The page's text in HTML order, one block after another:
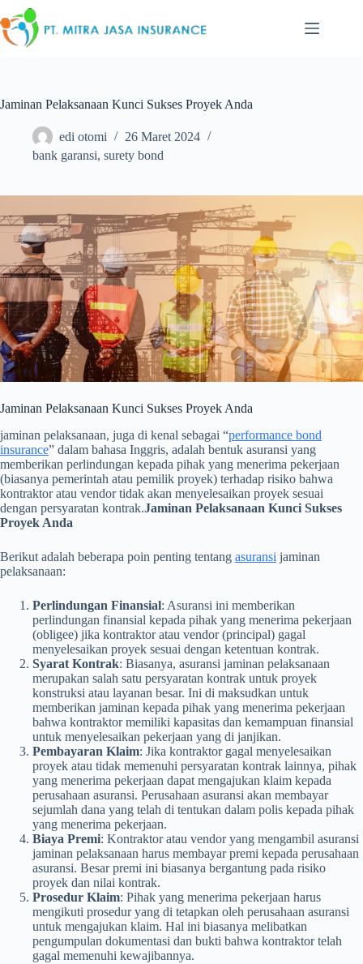
to
content
Jaminan Pelaksanaan Kunci Sukses Proyek Anda
edi otomi
26 Maret 2024
bank garansi, surety bond
Jaminan Pelaksanaan Kunci Sukses Proyek Anda
jaminan pelaksanaan, juga di kenal sebagai “performance bond
insurance” dalam bahasa Inggris, adalah bentuk asuransi yang
memberikan perlindungan kepada pihak yang menerima pekerjaan
(biasanya pemerintah atau pemilik proyek) terhadap risiko bahwa
kontraktor atau vendor tidak akan menyelesaikan proyek sesuai
dengan persyaratan kontrak.Jaminan Pelaksanaan Kunci Sukses
Proyek Anda
Berikut adalah beberapa poin penting tentang asuransi jaminan
pelaksanaan:
Perlindungan Finansial: Asuransi ini memberikan
perlindungan finansial kepada pihak yang menerima pekerjaan
(obligee) jika kontraktor atau vendor (principal) gagal
menyelesaikan proyek sesuai dengan ketentuan kontrak.
Syarat Kontrak: Biasanya, asuransi jaminan pelaksanaan
merupakan salah satu persyaratan kontrak untuk proyek
konstruksi atau layanan besar. Ini di maksudkan untuk
memberikan jaminan kepada pihak yang menerima pekerjaan
bahwa kontraktor memiliki kapasitas dan kemampuan finansial
untuk menyelesaikan pekerjaan yang di janjikan.
Pembayaran Klaim: Jika kontraktor gagal menyelesaikan
proyek atau tidak memenuhi persyaratan kontrak lainnya, pihak
yang menerima pekerjaan dapat mengajukan klaim kepada
perusahaan asuransi. Perusahaan asuransi akan membayar
sejumlah dana yang telah di tentukan dalam polis kepada pihak
yang menerima pekerjaan.
Biaya Premi: Kontraktor atau vendor yang mengambil asuransi
jaminan pelaksanaan harus membayar premi kepada perusahaan
asuransi. Besar premi ini biasanya bergantung pada risiko
proyek dan nilai kontrak.
Prosedur Klaim: Pihak yang menerima pekerjaan harus
mengikuti prosedur yang di tetapkan oleh perusahaan asuransi
untuk mengajukan klaim. Hal ini biasanya melibatkan
pengumpulan dokumentasi dan bukti bahwa kontraktor telah
gagal memenuhi kewajibannya.